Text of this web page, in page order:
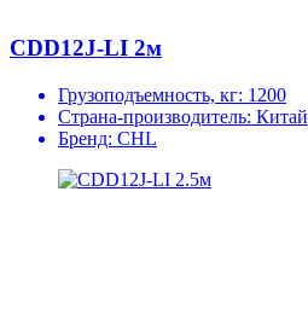
CDD12J-LI 2м
Грузоподъемность, кг: 1200
Страна-производитель: Китай
Бренд: CHL